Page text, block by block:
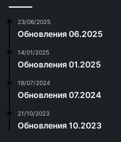
23/06/2025
Обновления 06.2025
14/01/2025
Обновления 01.2025
19/07/2024
Обновления 07.2024
21/10/2023
Обновления 10.2023